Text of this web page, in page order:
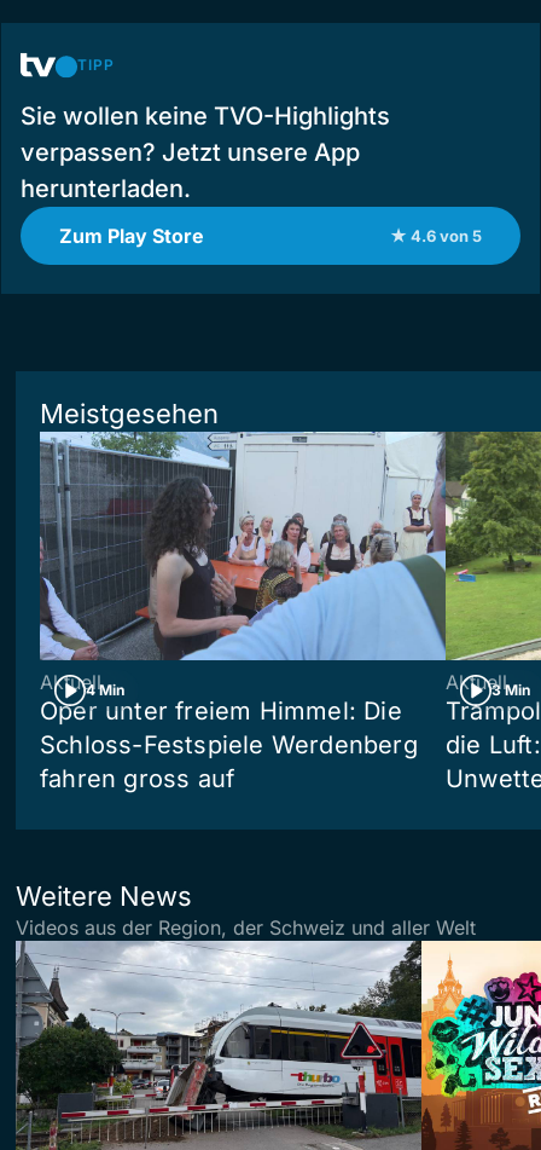
TIPP
Sie wollen keine TVO-Highlights
verpassen? Jetzt unsere App
herunterladen.
Zum Play Store ★ 4.6 von 5
Meistgesehen
4 Min
Aktuell
Oper unter freiem Himmel: Die
Schloss-Festspiele Werdenberg
fahren gross auf
3 Min
Aktuell
die
Weitere News
Videos aus der Region, der Schweiz und aller Welt